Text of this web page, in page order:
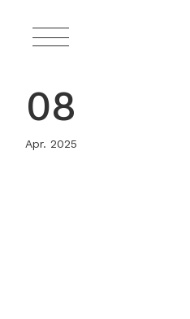
08
Apr. 2025